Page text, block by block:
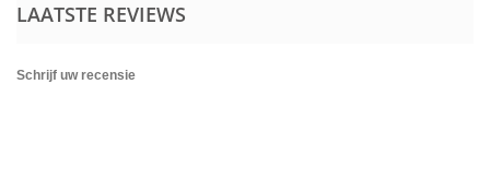
LAATSTE REVIEWS
Schrijf uw recensie